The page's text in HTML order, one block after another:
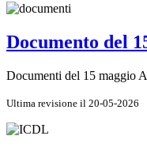
Documento del
Documenti del 15 maggio
Ultima revisione il 20-05-2026